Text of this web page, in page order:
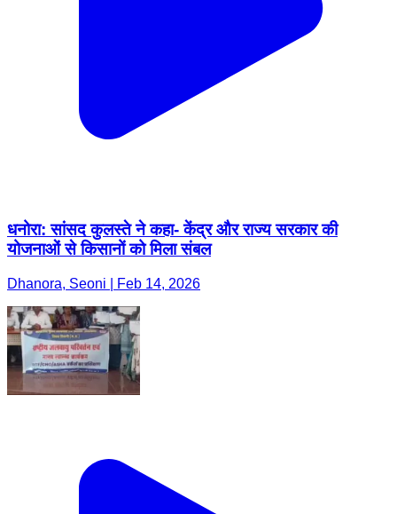
धनोरा: सांसद कुलस्ते ने कहा- केंद्र और राज्य सरकार की
योजनाओं से किसानों को मिला संबल
Dhanora, Seoni | Feb 14, 2026